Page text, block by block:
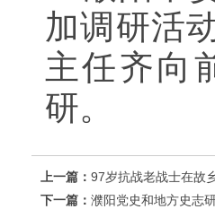
加调研活
主任齐向
研。
上一篇： 97岁抗战老战士在故
下一篇： 濮阳党史和地方史志